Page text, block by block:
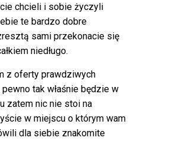
chcieli i sobie życzyli
te bardzo dobre
sami przekonacie się
niedługo.
z oferty prawdziwych
tak właśnie będzie w
zatem nic nie stoi na
w miejscu o którym wam
dla siebie znakomite